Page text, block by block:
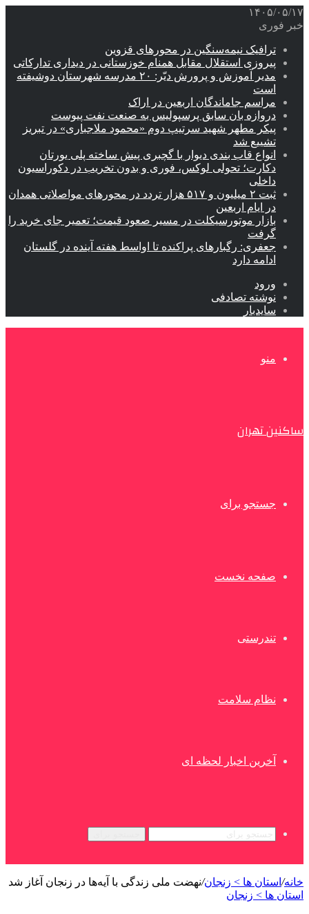
۱۴۰۵/۰۵/۱۷
خبر فوری
ترافیک نیمه‌سنگین در محورهای قزوین
پیروزی استقلال مقابل همنام خوزستانی در دیداری تدارکاتی
مدیر آموزش و پرورش دیّر: ۲۰ مدرسه شهرستان دوشیفته
است
مراسم جاماندگان اربعین در اراک
دروازه بان سابق پرسپولیس به صنعت نفت پیوست
پیکر مطهر شهید سرتیپ دوم «محمود ملاجباری» در تبریز
تشییع شد
انواع قاب بندی دیوار با گچبری پیش ساخته پلی یورتان
دکارت؛ تحولی لوکس، فوری و بدون تخریب در دکوراسیون
داخلی
ثبت ۲ میلیون و ۵۱۷ هزار تردد در محورهای مواصلاتی همدان
در ایام اربعین
بازار موتورسیکلت در مسیر صعود قیمت؛ تعمیر جای خرید را
گرفت
جعفری: رگبارهای پراکنده تا اواسط هفته آینده در گلستان
ادامه دارد
ورود
نوشته تصادفی
سایدبار
منو
ساکنین تهران
جستجو برای
صفحه نخست
تندرستی
نظام سلامت
آخرین اخبار لحظه ای
خانه/ استان ها > زنجان/نهضت ملی زندگی با آیه‌ها در زنجان آغاز شد
استان ها > زنجان